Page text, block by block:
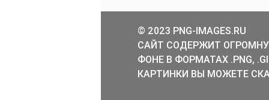
© 2023 PNG-IMAGES.RU
САЙТ СОДЕРЖИТ
ФОНЕ В ФОРМАТАХ .PNG,
КАРТИНКИ ВЫ МОЖЕТЕ